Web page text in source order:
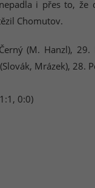
i přes to,
Chomutov.
(M. Hanzl), 29.
Mrázek), 28.
0:0)